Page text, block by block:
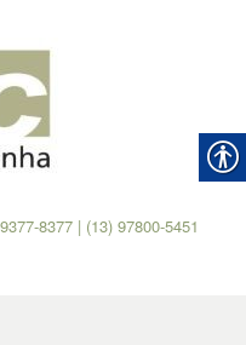
8377 | (13) 97800-5451